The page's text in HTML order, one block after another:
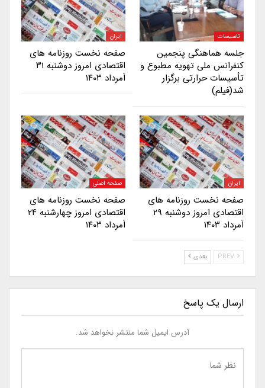
تاسیسات
جلسه هماهنگی پنجمین
کنفرانس ملی تهویه مطبوع و
تأسیسات حرارتی برگزار
شد(فیلم)
ایران
صفحه نخست روزنامه های
اقتصادی امروز دوشنبه ۳۱
اَمرداد ۱۴۰۳
ایران
صفحه نخست روزنامه های
اقتصادی امروز دوشنبه ۲۹
اَمرداد ۱۴۰۳
صفحه اصلی
صفحه نخست روزنامه های
اقتصادی امروز چهارشنبه ۲۴
اَمرداد ۱۴۰۳
بعدی
ارسال یک پاسخ
آدرس ایمیل شما منتشر نخواهد شد.